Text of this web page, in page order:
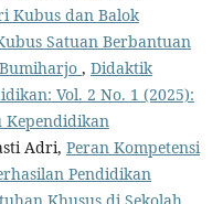
Kubus dan Balok
Satuan Berbantuan
, Didaktik
Vol. 2 No. 1 (2025):
Adri, Peran Kompetensi
Pendidikan